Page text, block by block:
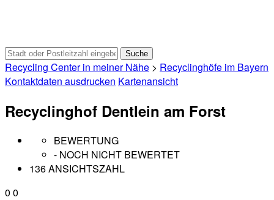
Recycling Center in meiner Nähe > Recyclinghöfe im Bayern
Kontaktdaten ausdrucken Kartenansicht
Recyclinghof Dentlein am Forst
BEWERTUNG
- NOCH NICHT BEWERTET
136 ANSICHTSZAHL
0 0